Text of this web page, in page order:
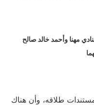
مهنا وأحمد خالد صالح
طلاقه، وأن هناك